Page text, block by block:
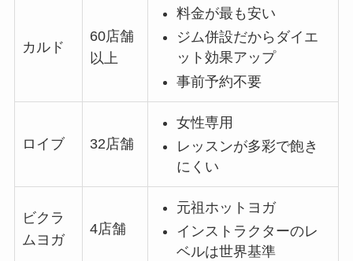
カルド
60店舗
以上
料金が最も安い
ジム併設だからダイエ
ット効果アップ
事前予約不要
ロイブ 32店舗
女性専用
レッスンが多彩で飽き
にくい
ビクラ
ムヨガ
4店舗
元祖ホットヨガ
インストラクターのレ
ベルは世界基準